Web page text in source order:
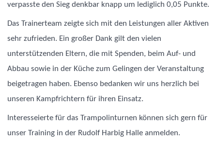
verpasste den Sieg denkbar knapp um lediglich 0,05 Punkte.
Das Trainerteam zeigte sich mit den Leistungen aller Aktiven
sehr zufrieden. Ein großer Dank gilt den vielen
unterstützenden Eltern, die mit Spenden, beim Auf- und
Abbau sowie in der Küche zum Gelingen der Veranstaltung
beigetragen haben. Ebenso bedanken wir uns herzlich bei
unseren Kampfrichtern für ihren Einsatz.
Interesseierte für das Trampolinturnen können sich gern für
unser Training in der Rudolf Harbig Halle anmelden.